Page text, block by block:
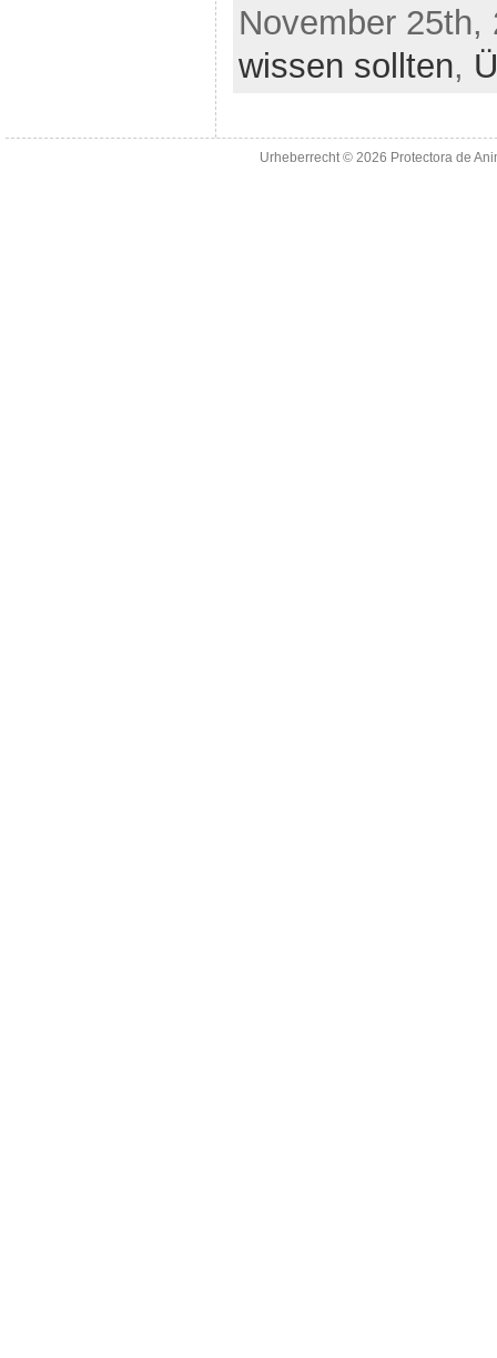
c
e
o
o
st
o
o
n
ai
l
ar
e
November
wissen sollten,
Urheberrecht © 2026 Protectora de